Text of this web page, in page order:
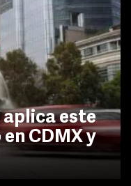
aplica este
CDMX y